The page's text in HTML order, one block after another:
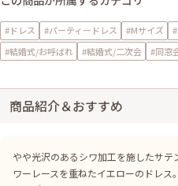
#ドレス #パーティードレス #Mサイズ
#結婚式/お呼ばれ
#結婚式/二次会 #同窓
商品紹介＆おすすめ
やや光沢のあるシワ加工を施したサテ
ワーレースを重ねたイエローのドレ